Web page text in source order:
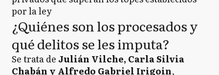
por la ley
¿Quiénes son los procesados y
qué delitos se les imputa?
Se trata de Julián Vilche, Carla Silvia
Chabán y Alfredo Gabriel Irigoin,